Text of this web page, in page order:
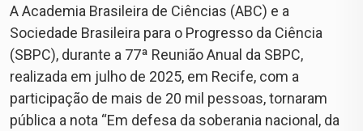
A Academia Brasileira de Ciências (ABC) e a
Sociedade Brasileira para o Progresso da Ciência
(SBPC), durante a 77ª Reunião Anual da SBPC,
realizada em julho de 2025, em Recife, com a
participação de mais de 20 mil pessoas, tornaram
pública a nota “Em defesa da soberania nacional, da